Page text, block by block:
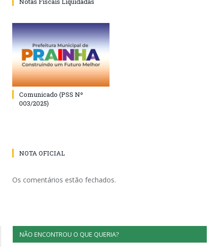
Comunicado (PSS Nº
003/2025)
NOTA OFICIAL
Os comentários estão fechados.
NÃO ENCONTROU O QUE QUERIA?